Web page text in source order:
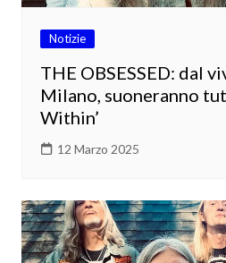
Notizie
THE OBSESSED: dal
Milano, suoneranno
Within’
12 Marzo 2025